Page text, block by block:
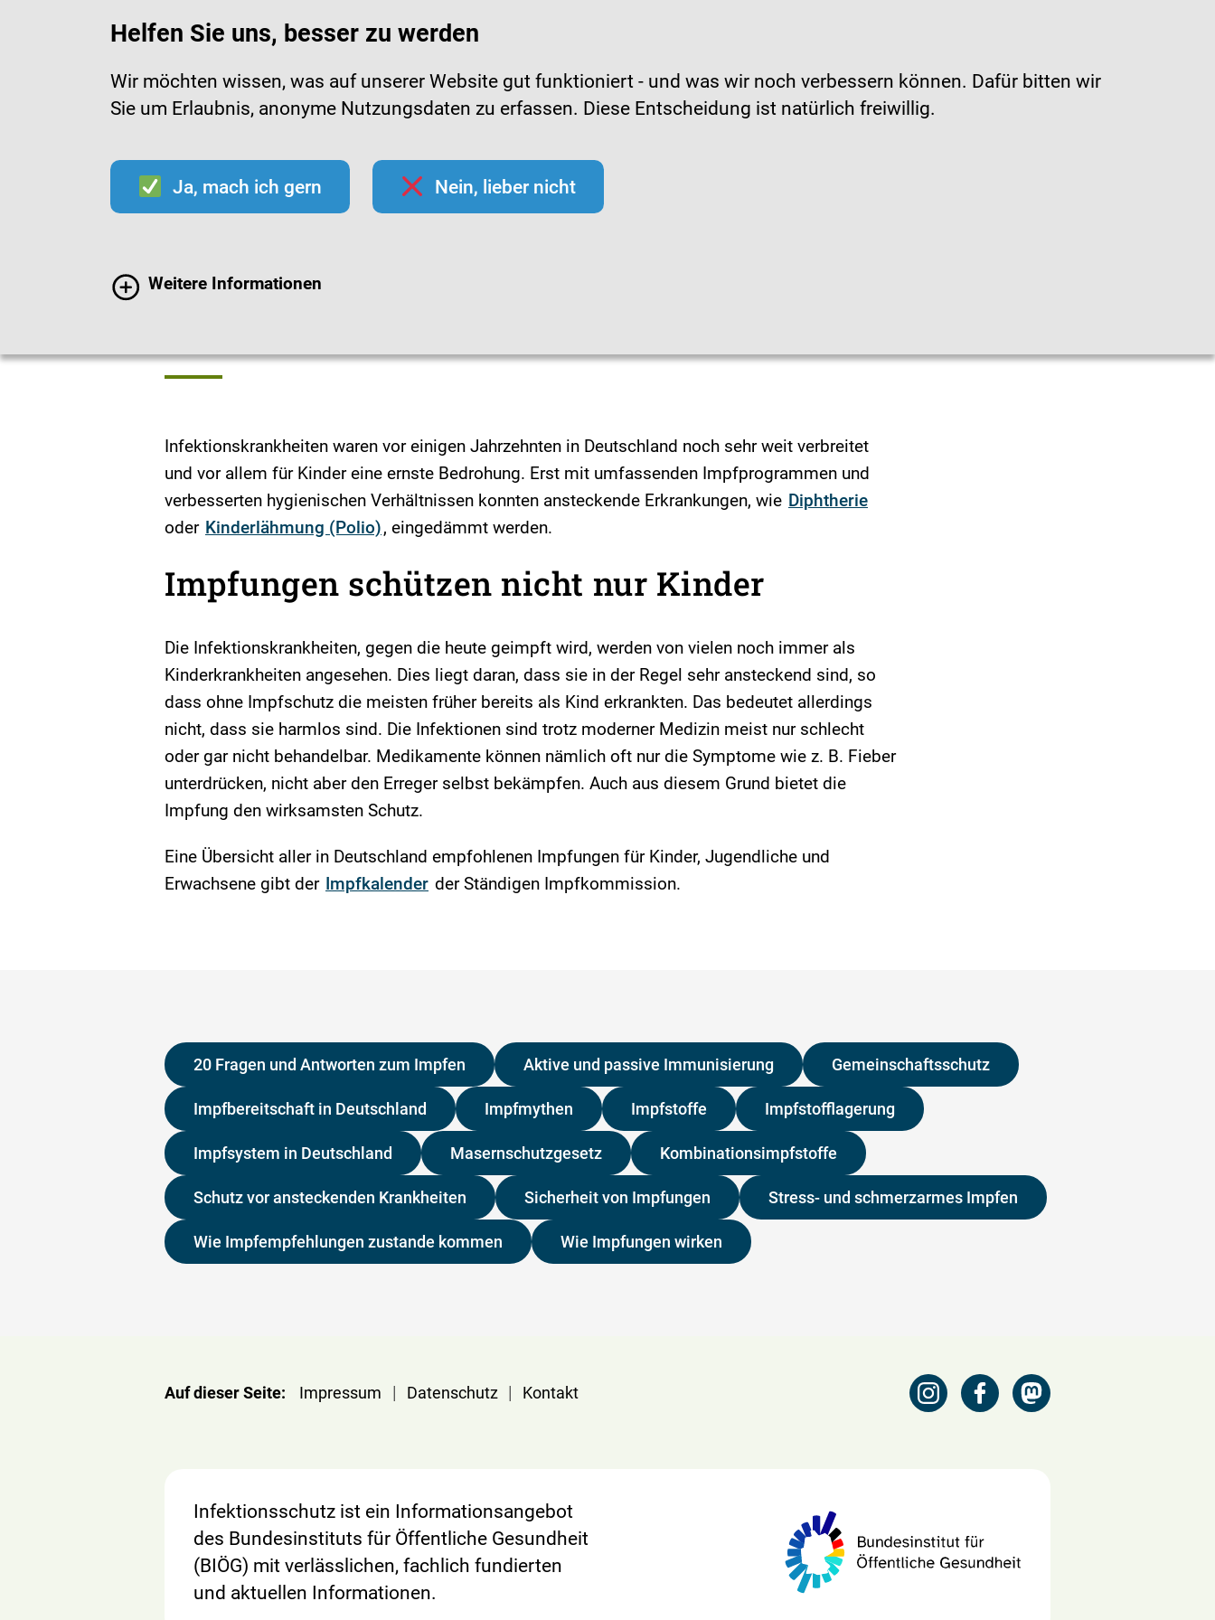
Helfen Sie uns, besser zu werden
Wir möchten wissen, was auf unserer Website gut funktioniert - und was wir noch verbessern können. Dafür bitten wir
Sie um Erlaubnis, anonyme Nutzungsdaten zu erfassen. Diese Entscheidung ist natürlich freiwillig.
Ja, mach ich gern Nein, lieber nicht
Weitere Informationen
Impfen Wissenswertes zum Impfen Schutz vor ansteckenden Krankheiten
Infektionskrankheiten waren vor einigen Jahrzehnten in Deutschland noch sehr weit verbreitet
und vor allem für Kinder eine ernste Bedrohung. Erst mit umfassenden Impfprogrammen und
verbesserten hygienischen Verhältnissen konnten ansteckende Erkrankungen, wie Diphtherie
oder Kinderlähmung (Polio), eingedämmt werden.
Impfungen schützen nicht nur Kinder
Die Infektionskrankheiten, gegen die heute geimpft wird, werden von vielen noch immer als
Kinderkrankheiten angesehen. Dies liegt daran, dass sie in der Regel sehr ansteckend sind, so
dass ohne Impfschutz die meisten früher bereits als Kind erkrankten. Das bedeutet allerdings
nicht, dass sie harmlos sind. Die Infektionen sind trotz moderner Medizin meist nur schlecht
oder gar nicht behandelbar. Medikamente können nämlich oft nur die Symptome wie z. B. Fieber
unterdrücken, nicht aber den Erreger selbst bekämpfen. Auch aus diesem Grund bietet die
Impfung den wirksamsten Schutz.
Eine Übersicht aller in Deutschland empfohlenen Impfungen für Kinder, Jugendliche und
Erwachsene gibt der Impfkalender der Ständigen Impfkommission.
20 Fragen und Antworten zum Impfen Aktive und passive Immunisierung Gemeinschaftsschutz
Impfbereitschaft in Deutschland Impfmythen Impfstoffe Impfstofflagerung
Impfsystem in Deutschland Masernschutzgesetz Kombinationsimpfstoffe
Schutz vor ansteckenden Krankheiten Sicherheit von Impfungen Stress- und schmerzarmes Impfen
Wie Impfempfehlungen zustande kommen Wie Impfungen wirken
Auf dieser Seite: Impressum | Datenschutz | Kontakt
Infektionsschutz ist ein Informationsangebot
des Bundesinstituts für Öffentliche Gesundheit
(BIÖG) mit verlässlichen, fachlich fundierten
und aktuellen Informationen.